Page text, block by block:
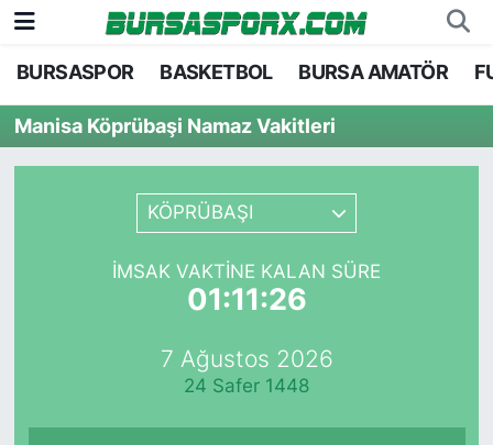
BURSASPOR BASKETBOL BURSA AMATÖR
Manisa Köprübaşi Namaz Vakitleri
KÖPRÜBAŞI
İMSAK VAKTINE KALAN SÜRE
01:11:26
7 Ağustos 2026
24 Safer 1448
Bursaspor
Futbol
Basketbol
Bursa Nöbetçi Eczaneler
Bursa Hava Durumu
Bursa Namaz Vakitleri
TFF 1.Lig Puan Durumu ve Fikstür
Tüm Manşetler